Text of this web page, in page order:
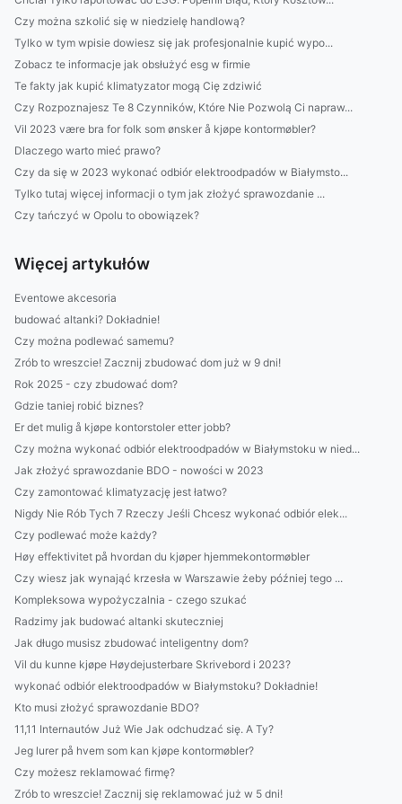
Czy można szkolić się w niedzielę handlową?
Tylko w tym wpisie dowiesz się jak profesjonalnie kupić wypo...
Zobacz te informacje jak obsłużyć esg w firmie
Te fakty jak kupić klimatyzator mogą Cię zdziwić
Czy Rozpoznajesz Te 8 Czynników, Które Nie Pozwolą Ci napraw...
Vil 2023 være bra for folk som ønsker å kjøpe kontormøbler?
Dlaczego warto mieć prawo?
Czy da się w 2023 wykonać odbiór elektroodpadów w Białymsto...
Tylko tutaj więcej informacji o tym jak złożyć sprawozdanie ...
Czy tańczyć w Opolu to obowiązek?
Więcej artykułów
Eventowe akcesoria
budować altanki? Dokładnie!
Czy można podlewać samemu?
Zrób to wreszcie! Zacznij zbudować dom już w 9 dni!
Rok 2025 - czy zbudować dom?
Gdzie taniej robić biznes?
Er det mulig å kjøpe kontorstoler etter jobb?
Czy można wykonać odbiór elektroodpadów w Białymstoku w nied...
Jak złożyć sprawozdanie BDO - nowości w 2023
Czy zamontować klimatyzację jest łatwo?
Nigdy Nie Rób Tych 7 Rzeczy Jeśli Chcesz wykonać odbiór elek...
Czy podlewać może każdy?
Høy effektivitet på hvordan du kjøper hjemmekontormøbler
Czy wiesz jak wynająć krzesła w Warszawie żeby później tego ...
Kompleksowa wypożyczalnia - czego szukać
Radzimy jak budować altanki skuteczniej
Jak długo musisz zbudować inteligentny dom?
Vil du kunne kjøpe Høydejusterbare Skrivebord i 2023?
wykonać odbiór elektroodpadów w Białymstoku? Dokładnie!
Kto musi złożyć sprawozdanie BDO?
11,11 Internautów Już Wie Jak odchudzać się. A Ty?
Jeg lurer på hvem som kan kjøpe kontormøbler?
Czy możesz reklamować firmę?
Zrób to wreszcie! Zacznij się reklamować już w 5 dni!